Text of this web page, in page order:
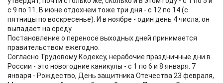
с 9 по 11. В июне отдохнем тоже три дня - с 12 по 14 (с
пятницы по воскресенье). И в ноябре - один день 4 числа, он
выпадает на среду.
Постановление о переносе выходных дней принимается
правительством ежегодно.
Согласно Трудовому Кодексу, нерабочие праздничные дни в
России - это новогодние каникулы - с 1 по 6 и 8 января. 7
января - Рождество, День защитника Отечества 23 февраля,